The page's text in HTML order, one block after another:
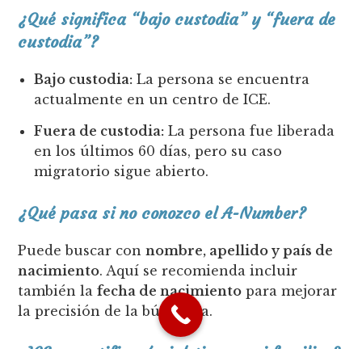
¿Qué significa “bajo custodia” y “fuera de
custodia”?
Bajo custodia: La persona se encuentra
actualmente en un centro de ICE.
Fuera de custodia: La persona fue liberada
en los últimos 60 días, pero su caso
migratorio sigue abierto.
¿Qué pasa si no conozco el A-Number?
Puede buscar connombre, apellido y país de
nacimiento. Aquí se recomienda incluir
también lafecha de nacimiento para mejorar
la precisión de la búsqueda.